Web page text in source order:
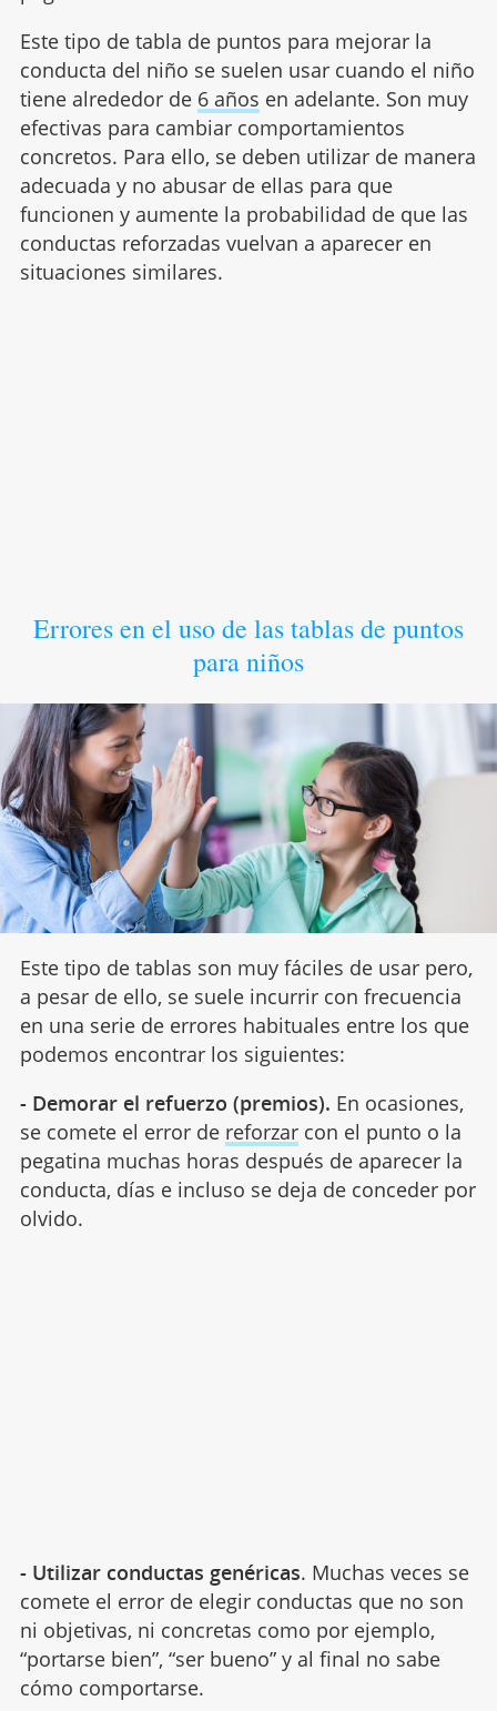
Este tipo de tabla de puntos para mejorar la
conducta del niño se suelen usar cuando el niño
tiene alrededor de 6 años en adelante. Son muy
efectivas para cambiar comportamientos
concretos. Para ello, se deben utilizar de manera
adecuada y no abusar de ellas para que
funcionen y aumente la probabilidad de que las
conductas reforzadas vuelvan a aparecer en
situaciones similares.
Errores en el uso de las tablas de puntos
para niños
Este tipo de tablas son muy fáciles de usar pero,
a pesar de ello, se suele incurrir con frecuencia
en una serie de errores habituales entre los que
podemos encontrar los siguientes:
- Demorar el refuerzo (premios). En ocasiones,
se comete el error de reforzarcon el punto o la
pegatina muchas horas después de aparecer la
conducta, días e incluso se deja de conceder por
olvido.
- Utilizar conductas genéricas. Muchas veces se
comete el error de elegir conductas que no son
ni objetivas, ni concretas como por ejemplo,
“portarse bien”, “ser bueno” y al final no sabe
cómo comportarse.